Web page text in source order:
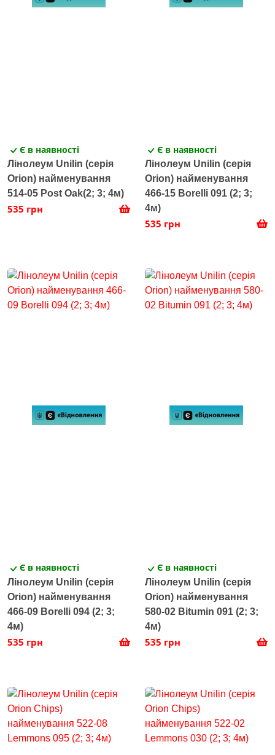
Є в наявності
Лінолеум Unilin (серія
Orion) найменування
514-05 Post Oak(2; 3; 4м)
535 грн
Є в наявності
Лінолеум Unilin (серія
Orion) найменування
466-15 Borelli 091 (2; 3;
4м)
535 грн
Є в наявності
Лінолеум Unilin (серія
Orion) найменування
466-09 Borelli 094 (2; 3;
4м)
535 грн
Є в наявності
Лінолеум Unilin (серія
Orion) найменування
580-02 Bitumin 091 (2; 3;
4м)
535 грн